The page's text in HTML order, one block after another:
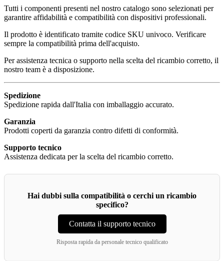
Tutti i componenti presenti nel nostro catalogo sono selezionati per
garantire affidabilità e compatibilità con dispositivi professionali.
Il prodotto è identificato tramite codice SKU univoco. Verificare
sempre la compatibilità prima dell'acquisto.
Per assistenza tecnica o supporto nella scelta del ricambio corretto, il
nostro team è a disposizione.
Spedizione
Spedizione rapida dall'Italia con imballaggio accurato.
Garanzia
Prodotti coperti da garanzia contro difetti di conformità.
Supporto tecnico
Assistenza dedicata per la scelta del ricambio corretto.
Hai dubbi sulla compatibilità o cerchi un ricambio
specifico?
Contatta il supporto tecnico
Risposta rapida da personale tecnico qualificato